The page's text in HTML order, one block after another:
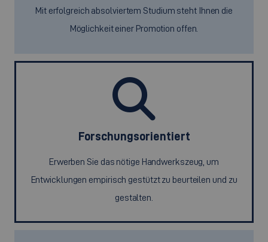
Mit erfolgreich absolviertem Studium steht Ihnen die
Möglichkeit einer Promotion offen.
Forschungsorientiert
Erwerben Sie das nötige Handwerkszeug, um
Entwicklungen empirisch gestützt zu beurteilen und zu
gestalten.